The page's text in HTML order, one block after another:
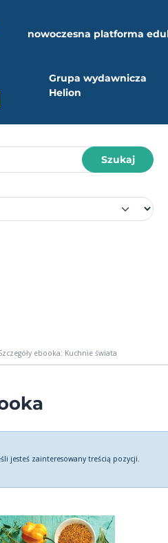
nowoczesna platforma
Grupa wydawnicza
Helion
Szukaj
ebooka: Kuchnie świata
jesteś zainteresowany treścią pozycji.